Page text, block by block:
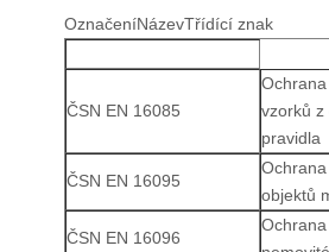
OznačeníNázevTřídící znak
ČSN EN 16085
vzorků z
pravidla
ČSN EN 16095
objektů
ČSN EN 16096